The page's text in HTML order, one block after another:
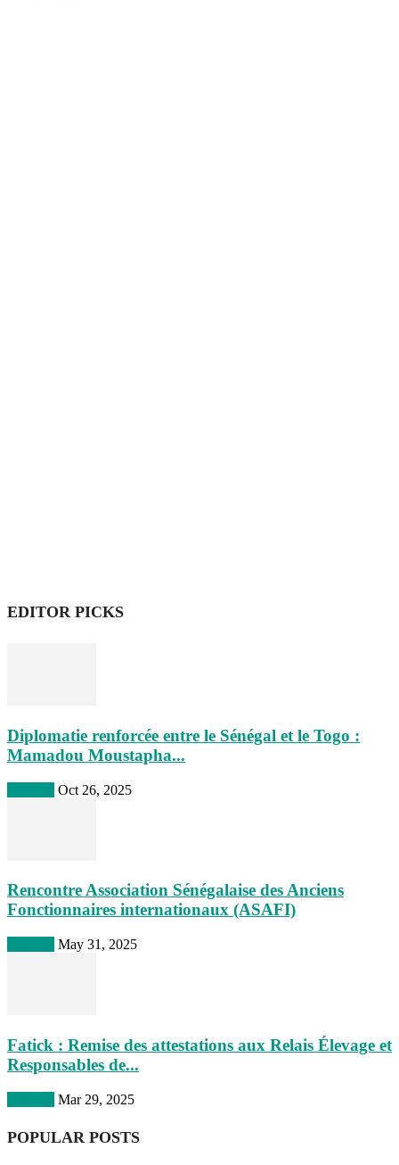
EDITOR PICKS
Diplomatie renforcée entre le Sénégal et le Togo :
Mamadou Moustapha...
Oct 26, 2025
Rencontre Association Sénégalaise des Anciens
Fonctionnaires internationaux (ASAFI)
May 31, 2025
Fatick : Remise des attestations aux Relais Élevage et
Responsables de...
Mar 29, 2025
POPULAR POSTS